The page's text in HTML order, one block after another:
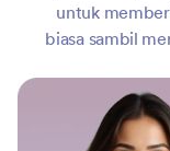
untuk
biasa sambil